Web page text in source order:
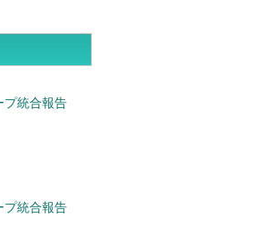
統合報告
統合報告